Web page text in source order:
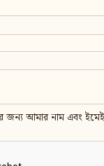
জন্য আমার নাম এবং